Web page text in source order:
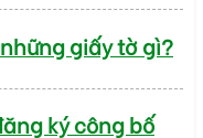
giấy tờ gì?
ký công bố